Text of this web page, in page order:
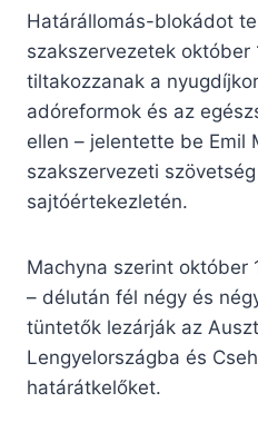
Határállomás-blokádot
szakszervezetek október
tiltakozzanak a
adóreformok és az
ellen – jelentette be Emil
szakszervezeti
sajtóértekezletén.
Machyna szerint október
– délután fél négy és
tüntetők lezárják az
Lengyelországba és
határátkelőket.